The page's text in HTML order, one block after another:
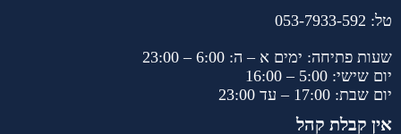
טל: 053-7933-592
שעות פתיחה: ימים א – ה: 6:00 – 23:00
יום שישי: 5:00 – 16:00
יום שבת: 17:00 – עד 23:00
אין קבלת קהל